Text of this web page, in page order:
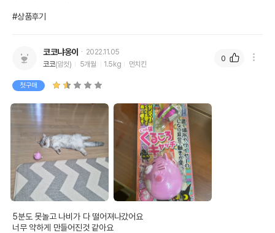
#상품후기
코코냐옹이
2022.11.05
코코(암컷) 5개월 1.5kg 먼치킨
첫구매
5분도 못놀고 나비가 다 떨어져나갔어요
너무 약하게 만들어진것 같아요
0